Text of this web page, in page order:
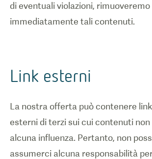
di eventuali violazioni, rimuoveremo
immediatamente tali contenuti.
Link esterni
La nostra offerta può contenere
esterni di terzi sui cui contenuti
alcuna influenza. Pertanto, non
assumerci alcuna responsabilità